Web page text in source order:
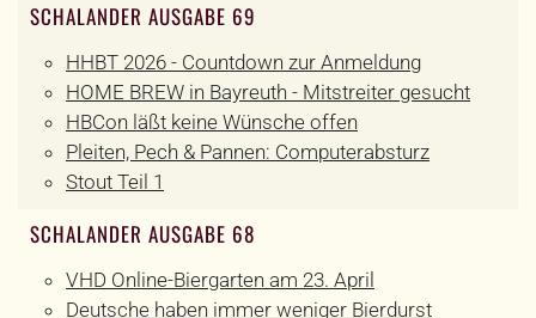
SCHALANDER AUSGABE 69
HHBT 2026 - Countdown zur Anmeldung
HOME BREW in Bayreuth - Mitstreiter gesucht
HBCon läßt keine Wünsche offen
Pleiten, Pech & Pannen: Computerabsturz
Stout Teil 1
SCHALANDER AUSGABE 68
VHD Online-Biergarten am 23. April
Deutsche haben immer weniger Bierdurst